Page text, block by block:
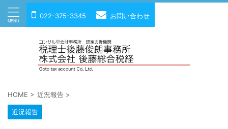
022-375-3345 お問い合わせ
HOME > 近況報告 >
近況報告